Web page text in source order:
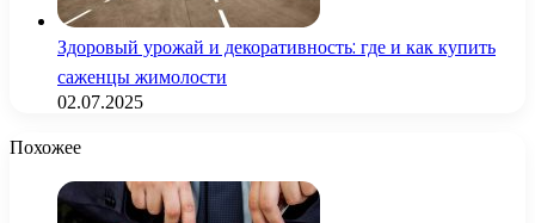
Здоровый урожай и декоративность: где и как купить
саженцы жимолости
02.07.2025
Похожее